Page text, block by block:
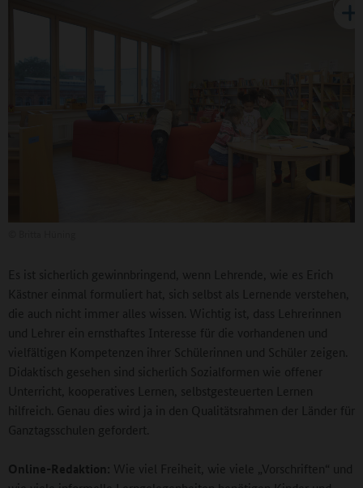
Es ist sicherlich gewinnbringend, wenn Lehrende, wie es Erich
Kästner einmal formuliert hat, sich selbst als Lernende verstehen,
die auch nicht immer alles wissen. Wichtig ist, dass Lehrerinnen
und Lehrer ein ernsthaftes Interesse für die vorhandenen und
vielfältigen Kompetenzen ihrer Schülerinnen und Schüler zeigen.
Didaktisch gesehen sind sicherlich Sozialformen wie offener
Unterricht, kooperatives Lernen, selbstgesteuerten Lernen
hilfreich. Genau dies wird ja in den Qualitätsrahmen der Länder für
Ganztagsschulen gefordert.
Online-Redaktion: Wie viel Freiheit, wie viele „Vorschriften“ und